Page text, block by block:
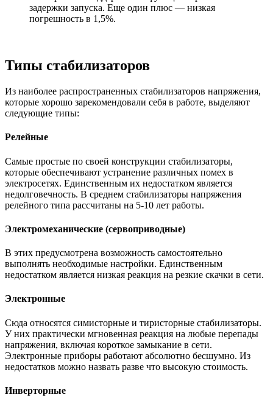
задержки запуска. Еще один плюс — низкая
погрешность в 1,5%.
Типы стабилизаторов
Из наиболее распространенных стабилизаторов напряжения,
которые хорошо зарекомендовали себя в работе, выделяют
следующие типы:
Релейные
Самые простые по своей конструкции стабилизаторы,
которые обеспечивают устранение различных помех в
электросетях. Единственным их недостатком является
недолговечность. В среднем стабилизаторы напряжения
релейного типа рассчитаны на 5-10 лет работы.
Электромеханические (сервоприводные)
В этих предусмотрена возможность самостоятельно
выполнять необходимые настройки. Единственным
недостатком является низкая реакция на резкие скачки в сети.
Электронные
Сюда относятся симисторные и тиристорные стабилизаторы.
У них практически мгновенная реакция на любые перепады
напряжения, включая короткое замыкание в сети.
Электронные приборы работают абсолютно бесшумно. Из
недостатков можно назвать разве что высокую стоимость.
Инверторные